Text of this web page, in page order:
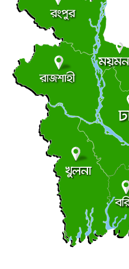
চাটমোহরে ধর্ষণ চেষ্টার
শুক্রবার ● ৭ আগস্ট ২০২৬
●তিন বছরেও শেষ হয়নি
জলবায়ু ট্রাস্টের এমডি
শুক্রবার ● ৭ আগস্ট ২০২৬
ভূঞাপুরে লৌহজং নদীর মুখ
কোষাগারে ফেরত
শুক্রবার ● ৭ আগস্ট ২০২৬
খুলনায় ধর্ষণ মামলায় ২
বৃহস্পতিবার ● ৬ আগস্ট ২০২৬